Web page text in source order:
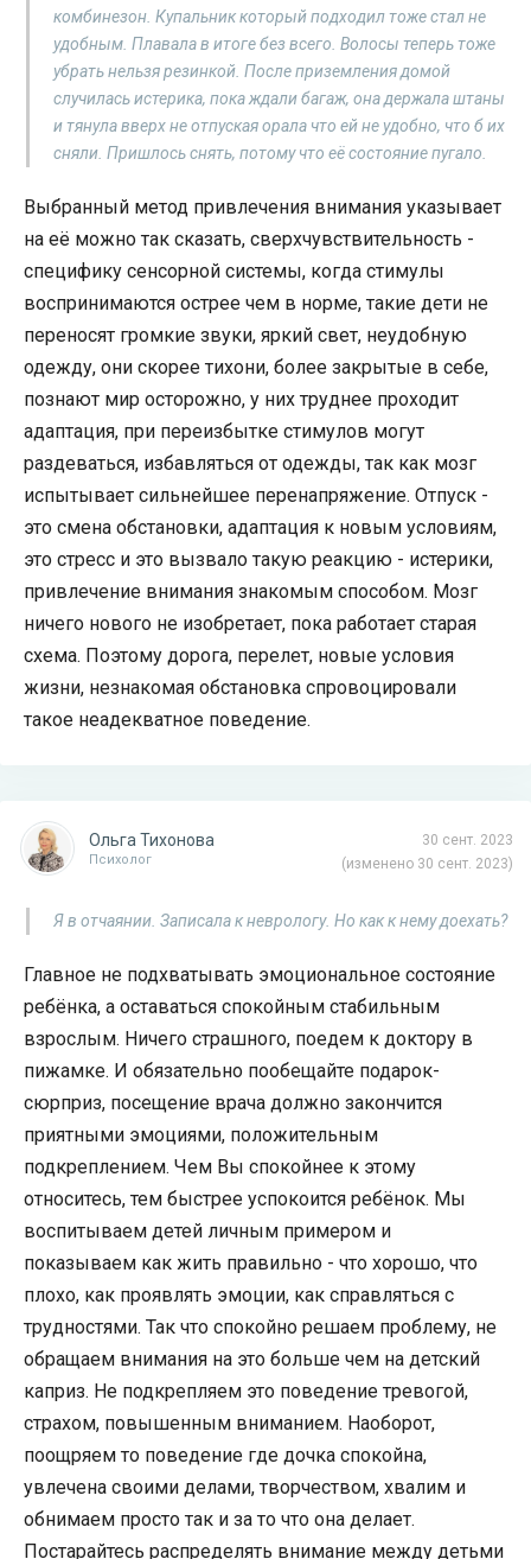
комбинезон. Купальник который подходил тоже стал не
удобным. Плавала в итоге без всего. Волосы теперь тоже
убрать нельзя резинкой. После приземления домой
случилась истерика, пока ждали багаж, она держала штаны
и тянула вверх не отпуская орала что ей не удобно, что б их
сняли. Пришлось снять, потому что её состояние пугало.
Выбранный метод привлечения внимания указывает
на её можно так сказать, сверхчувствительность -
специфику сенсорной системы, когда стимулы
воспринимаются острее чем в норме, такие дети не
переносят громкие звуки, яркий свет, неудобную
одежду, они скорее тихони, более закрытые в себе,
познают мир осторожно, у них труднее проходит
адаптация, при переизбытке стимулов могут
раздеваться, избавляться от одежды, так как мозг
испытывает сильнейшее перенапряжение. Отпуск -
это смена обстановки, адаптация к новым условиям,
это стресс и это вызвало такую реакцию - истерики,
привлечение внимания знакомым способом. Мозг
ничего нового не изобретает, пока работает старая
схема. Поэтому дорога, перелет, новые условия
жизни, незнакомая обстановка спровоцировали
такое неадекватное поведение.
30 сент. 2023
(изменено 30 сент. 2023)
Ольга Тихонова
Психолог
Я в отчаянии. Записала к неврологу. Но как к нему доехать?
Главное не подхватывать эмоциональное состояние
ребёнка, а оставаться спокойным стабильным
взрослым. Ничего страшного, поедем к доктору в
пижамке. И обязательно пообещайте подарок-
сюрприз, посещение врача должно закончится
приятными эмоциями, положительным
подкреплением. Чем Вы спокойнее к этому
относитесь, тем быстрее успокоится ребёнок. Мы
воспитываем детей личным примером и
показываем как жить правильно - что хорошо, что
плохо, как проявлять эмоции, как справляться с
трудностями. Так что спокойно решаем проблему, не
обращаем внимания на это больше чем на детский
каприз. Не подкрепляем это поведение тревогой,
страхом, повышенным вниманием. Наоборот,
поощряем то поведение где дочка спокойна,
увлечена своими делами, творчеством, хвалим и
обнимаем просто так и за то что она делает.
Постарайтесь распределять внимание между детьми